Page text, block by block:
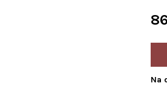
Na